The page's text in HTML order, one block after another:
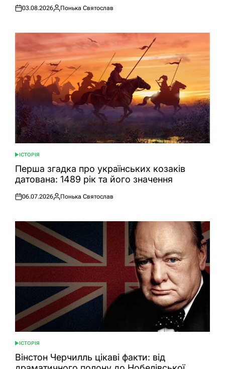
Оприлюднено
03.08.2026
Опубліковано
Понька Святослав
ОПУБЛІКУВАТИ
У
ІСТОРІЯ
Перша згадка про українських козаків
датована: 1489 рік та його значення
Оприлюднено
06.07.2026
Опубліковано
Понька Святослав
ОПУБЛІКУВАТИ
У
ІСТОРІЯ
Вінстон Черчилль цікаві факти: від